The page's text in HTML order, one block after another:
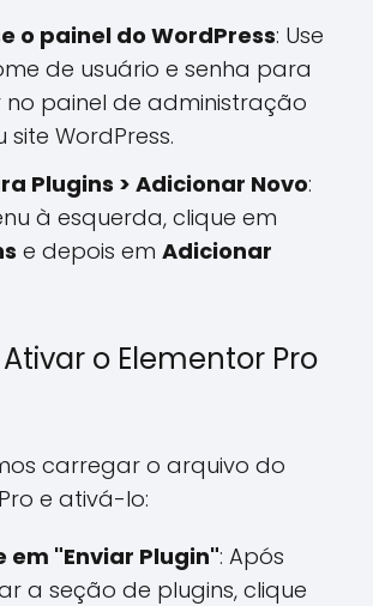
o painel do WordPress: Use
de usuário e senha para
painel de administração
site WordPress.
Plugins > Adicionar Novo:
à esquerda, clique em
e depois em Adicionar
o Elementor Pro
carregar o arquivo do
e ativá-lo:
em "Enviar Plugin": Após
a seção de plugins, clique